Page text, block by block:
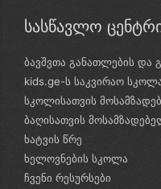
სასწავლო
ბავშვთა განათლების და
kids.ge-ს საკვირაო
სკოლისათვის
ბაღისათვის
ხატვის წრე
ხელოვნების სკოლა
ჩვენი რესურსები